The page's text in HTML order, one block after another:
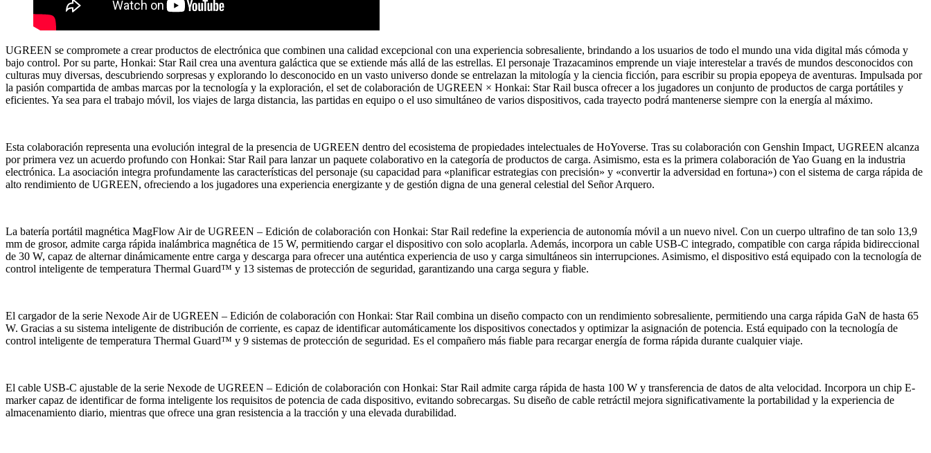
UGREEN se compromete a crear productos de electrónica que combinen una calidad excepcional con una experiencia sobresaliente, brindando a los usuarios de todo el mundo una vida digital más cómoda y
bajo control. Por su parte, Honkai: Star Rail crea una aventura galáctica que se extiende más allá de las estrellas. El personaje Trazacaminos emprende un viaje interestelar a través de mundos desconocidos con
culturas muy diversas, descubriendo sorpresas y explorando lo desconocido en un vasto universo donde se entrelazan la mitología y la ciencia ficción, para escribir su propia epopeya de aventuras. Impulsada por
la pasión compartida de ambas marcas por la tecnología y la exploración, el set de colaboración de UGREEN × Honkai: Star Rail busca ofrecer a los jugadores un conjunto de productos de carga portátiles y
eficientes. Ya sea para el trabajo móvil, los viajes de larga distancia, las partidas en equipo o el uso simultáneo de varios dispositivos, cada trayecto podrá mantenerse siempre con la energía al máximo.
Esta colaboración representa una evolución integral de la presencia de UGREEN dentro del ecosistema de propiedades intelectuales de HoYoverse. Tras su colaboración con Genshin Impact, UGREEN alcanza
por primera vez un acuerdo profundo con Honkai: Star Rail para lanzar un paquete colaborativo en la categoría de productos de carga. Asimismo, esta es la primera colaboración de Yao Guang en la industria
electrónica. La asociación integra profundamente las características del personaje (su capacidad para «planificar estrategias con precisión» y «convertir la adversidad en fortuna») con el sistema de carga rápida de
alto rendimiento de UGREEN, ofreciendo a los jugadores una experiencia energizante y de gestión digna de una general celestial del Señor Arquero.
La batería portátil magnética MagFlow Air de UGREEN – Edición de colaboración con Honkai: Star Rail redefine la experiencia de autonomía móvil a un nuevo nivel. Con un cuerpo ultrafino de tan solo 13,9
mm de grosor, admite carga rápida inalámbrica magnética de 15 W, permitiendo cargar el dispositivo con solo acoplarla. Además, incorpora un cable USB-C integrado, compatible con carga rápida bidireccional
de 30 W, capaz de alternar dinámicamente entre carga y descarga para ofrecer una auténtica experiencia de uso y carga simultáneos sin interrupciones. Asimismo, el dispositivo está equipado con la tecnología de
control inteligente de temperatura Thermal Guard™ y 13 sistemas de protección de seguridad, garantizando una carga segura y fiable.
El cargador de la serie Nexode Air de UGREEN – Edición de colaboración con Honkai: Star Rail combina un diseño compacto con un rendimiento sobresaliente, permitiendo una carga rápida GaN de hasta 65
W. Gracias a su sistema inteligente de distribución de corriente, es capaz de identificar automáticamente los dispositivos conectados y optimizar la asignación de potencia. Está equipado con la tecnología de
control inteligente de temperatura Thermal Guard™ y 9 sistemas de protección de seguridad. Es el compañero más fiable para recargar energía de forma rápida durante cualquier viaje.
El cable USB-C ajustable de la serie Nexode de UGREEN – Edición de colaboración con Honkai: Star Rail admite carga rápida de hasta 100 W y transferencia de datos de alta velocidad. Incorpora un chip E-
marker capaz de identificar de forma inteligente los requisitos de potencia de cada dispositivo, evitando sobrecargas. Su diseño de cable retráctil mejora significativamente la portabilidad y la experiencia de
almacenamiento diario, mientras que ofrece una gran resistencia a la tracción y una elevada durabilidad.